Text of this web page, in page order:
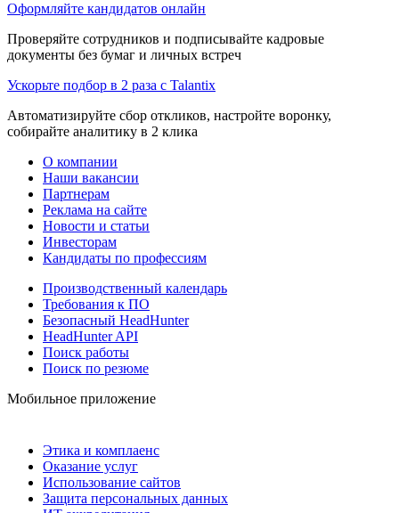
Оформляйте кандидатов онлайн
Проверяйте сотрудников и подписывайте кадровые
документы без бумаг и личных встреч
Ускорьте подбор в 2 раза с Talantix
Автоматизируйте сбор откликов, настройте воронку,
собирайте аналитику в 2 клика
О компании
Наши вакансии
Партнерам
Реклама на сайте
Новости и статьи
Инвесторам
Кандидаты по профессиям
Производственный календарь
Требования к ПО
Безопасный HeadHunter
HeadHunter API
Поиск работы
Поиск по резюме
Мобильное приложение
Этика и комплаенс
Оказание услуг
Использование сайтов
Защита персональных данных